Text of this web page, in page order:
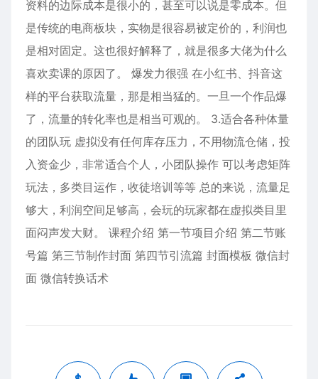
资料的边际成本是很小的，甚至可以说是零成本。但
是传统的电商板块，实物是很容易被定价的，利润也
是相对固定。这也很好解释了，就是很多大佬为什么
喜欢卖课的原因了。 爆发力很强 在小红书、抖音这
样的平台获取流量，那是相当猛的。一旦一个作品爆
了，流量的转化率也是相当可观的。 3.适合各种体量
的团队玩 虚拟没有任何库存压力，不用物流仓储，投
入资金少，非常适合个人，小团队操作 可以考虑矩阵
玩法，多类目运作，收徒培训等等 总的来说，流量足
够大，利润空间足够高，会玩的玩家都在虚拟类目里
面闷声发大财。 课程介绍 第一节项目介绍 第二节账
号篇 第三节制作封面 第四节引流篇 封面模板 微信封
面 微信转换话术